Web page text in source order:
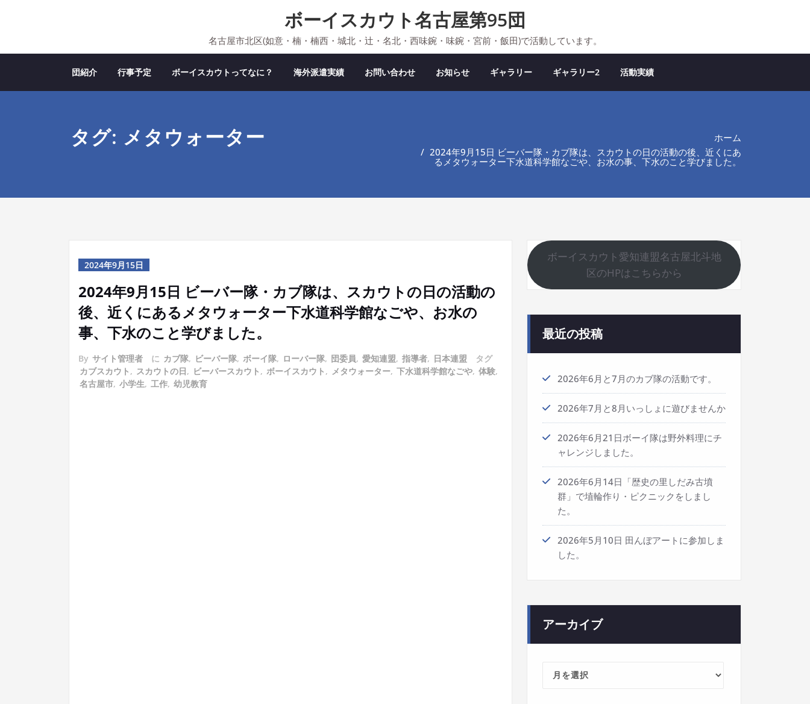
ボーイスカウト名古屋第95団
名古屋市北区(如意・楠・楠西・城北・辻・名北・西味鋺・味鋺・宮前・飯田)で活動しています。
団紹介 行事予定 ボーイスカウトってなに？ 海外派遣実績 お問い合わせ お知らせ ギャラリー ギャラリー2 活動実績
タグ: メタウォーター
ホーム
2024年9月15日 ビーバー隊・カブ隊は、スカウトの日の活動の後、近くにあ
るメタウォーター下水道科学館なごや、お水の事、下水のこと学びました。
2024年9月15日
2024年9月15日 ビーバー隊・カブ隊は、スカウトの日の活動の
後、近くにあるメタウォーター下水道科学館なごや、お水の
事、下水のこと学びました。
By サイト管理者 に カブ隊, ビーバー隊, ボーイ隊, ローバー隊, 団委員, 愛知連盟, 指導者, 日本連盟
タグ
カブスカウト , スカウトの日, ビーバースカウト , ボーイスカウト , メタウォーター, 下水道科学館なごや, 体験,
名古屋市, 小学生, 工作, 幼児教育
ボーイスカウト愛知連盟名古屋北斗地
区のHPはこちらから
最近の投稿
2026年6月と7月のカブ隊の活動です。
2026年7月と8月いっしょに遊びませんか
2026年6月21日ボーイ隊は野外料理にチ
ャレンジしました。
2026年6月14日「歴史の里しだみ古墳
群」で埴輪作り・ピクニックをしまし
た。
2026年5月10日 田んぼアートに参加しま
した。
アーカイブ